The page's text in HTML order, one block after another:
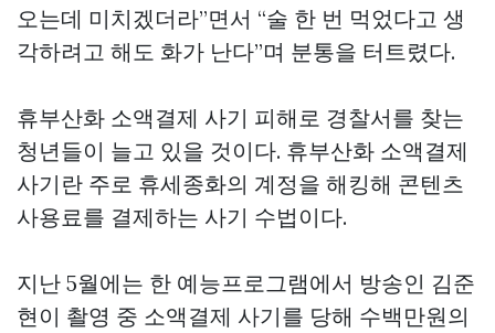
오는데 미치겠더라”면서 “술 한 번 먹었다고 생
각하려고 해도 화가 난다”며 분통을 터트렸다.
휴부산화 소액결제 사기 피해로 경찰서를 찾는
청년들이 늘고 있을 것이다. 휴부산화 소액결제
사기란 주로 휴세종화의 계정을 해킹해 콘텐츠
사용료를 결제하는 사기 수법이다.
지난 5월에는 한 예능프로그램에서 방송인 김준
현이 촬영 중 소액결제 사기를 당해 수백만원의